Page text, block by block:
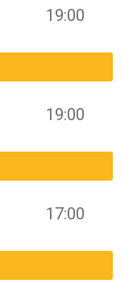
19:00
19:00
17:00